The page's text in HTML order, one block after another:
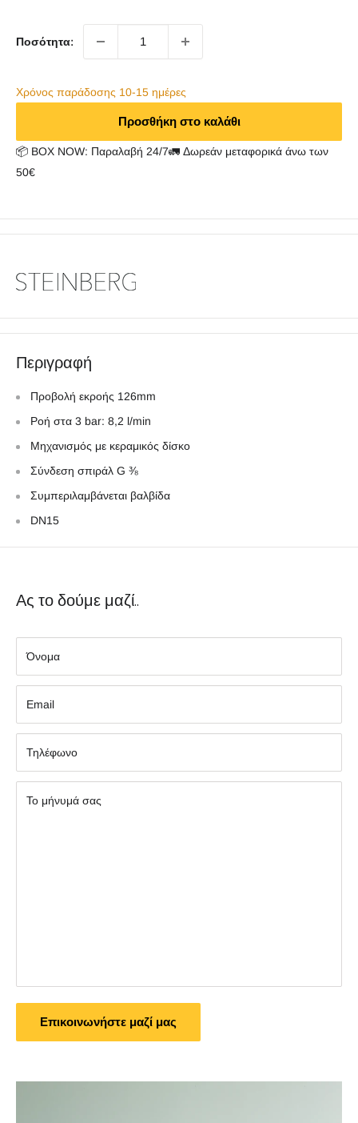
Ποσότητα:
Χρόνος παράδoσης 10-15 ημέρες
Προσθήκη στο καλάθι
📦 BOX NOW: Παραλαβή 24/7🚛 Δωρεάν μεταφορικά άνω των
50€
Περιγραφή
Προβολή εκροής 126mm
Ροή στα 3 bar: 8,2 l/min
Μηχανισμός με κεραμικός δίσκο
Σύνδεση σπιράλ G ⅜
Συμπεριλαμβάνεται βαλβίδα
DN15
Ας το δούμε μαζί..
Όνομα
Εmail
Τηλέφωνο
Το μήνυμά σας
Επικοινωνήστε μαζί μας